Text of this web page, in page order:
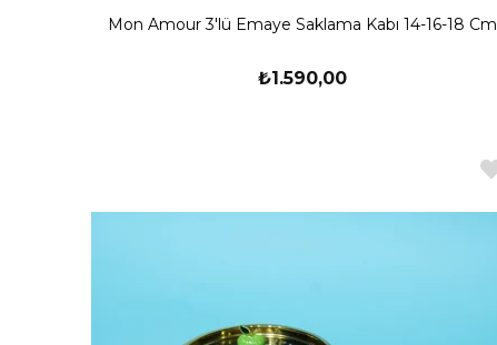
Mon Amour 3'lü Emaye Saklama Kabı 14-16-18 Cm
₺1.590,00